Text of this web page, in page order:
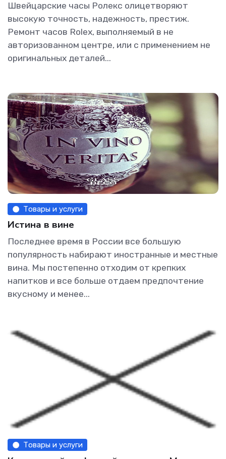
Швейцарские часы Ролекс олицетворяют
высокую точность, надежность, престиж.
Ремонт часов Rolex, выполняемый в не
авторизованном центре, или с применением не
оригинальных деталей...
Товары и услуги
Истина в вине
Последнее время в России все большую
популярность набирают иностранные и местные
вина. Мы постепенно отходим от крепких
напитков и все больше отдаем предпочтение
вкусному и менее...
Товары и услуги